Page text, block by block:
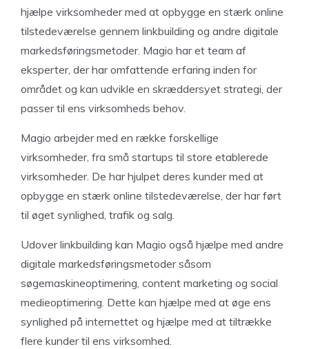
hjælpe virksomheder med at opbygge en stærk online
tilstedeværelse gennem linkbuilding og andre digitale
markedsføringsmetoder. Magio har et team af
eksperter, der har omfattende erfaring inden for
området og kan udvikle en skræddersyet strategi, der
passer til ens virksomheds behov.
Magio arbejder med en række forskellige
virksomheder, fra små startups til store etablerede
virksomheder. De har hjulpet deres kunder med at
opbygge en stærk online tilstedeværelse, der har ført
til øget synlighed, trafik og salg.
Udover linkbuilding kan Magio også hjælpe med andre
digitale markedsføringsmetoder såsom
søgemaskineoptimering, content marketing og social
medieoptimering. Dette kan hjælpe med at øge ens
synlighed på internettet og hjælpe med at tiltrække
flere kunder til ens virksomhed.